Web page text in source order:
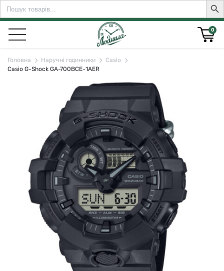
Search
for:
0
Головна Наручні годинники
Casio
Casio G-Shock GA-700BCE-1AER